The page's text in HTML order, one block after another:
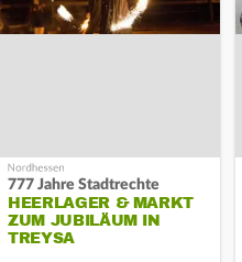
777 Jahre Stadtrechte
HEERLAGER & MARKT
ZUM JUBILÄUM IN
TREYSA